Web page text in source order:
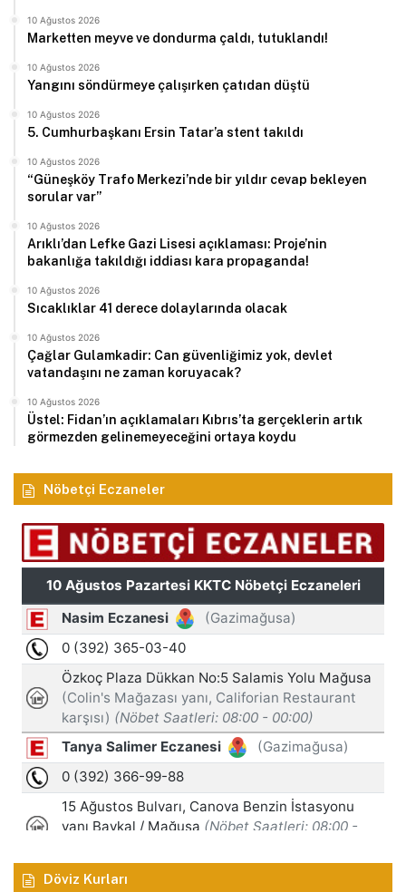
10 Ağustos 2026
Marketten meyve ve dondurma çaldı, tutuklandı!
10 Ağustos 2026
Yangını söndürmeye çalışırken çatıdan düştü
10 Ağustos 2026
5. Cumhurbaşkanı Ersin Tatar’a stent takıldı
10 Ağustos 2026
“Güneşköy Trafo Merkezi’nde bir yıldır cevap bekleyen
sorular var”
10 Ağustos 2026
Arıklı’dan Lefke Gazi Lisesi açıklaması: Proje’nin
bakanlığa takıldığı iddiası kara propaganda!
10 Ağustos 2026
Sıcaklıklar 41 derece dolaylarında olacak
10 Ağustos 2026
Çağlar Gulamkadir: Can güvenliğimiz yok, devlet
vatandaşını ne zaman koruyacak?
10 Ağustos 2026
Üstel: Fidan’ın açıklamaları Kıbrıs’ta gerçeklerin artık
görmezden gelinemeyeceğini ortaya koydu
Nöbetçi Eczaneler
Döviz Kurları